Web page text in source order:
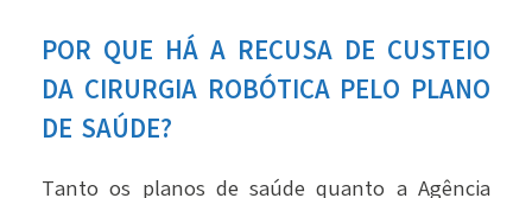
POR QUE HÁ A RECUSA DE CUSTEIO
DA CIRURGIA ROBÓTICA PELO PLANO
DE SAÚDE?
Tanto os planos de saúde quanto a Agência